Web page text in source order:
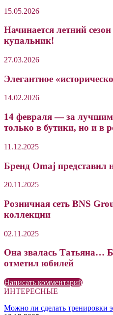
15.05.2026
Начинается летний
купальник!
27.03.2026
Элегантное
14.02.2026
14 февраля — за
только в бутики, но и в
11.12.2025
Бренд Omaj представил
20.11.2025
Розничная сеть BNS
коллекции
02.11.2025
Она звалась Татьяна…
отметил юбилей
Написать комментарий
ИНТЕРЕСНЫЕ
Можно ли сделать тренировки